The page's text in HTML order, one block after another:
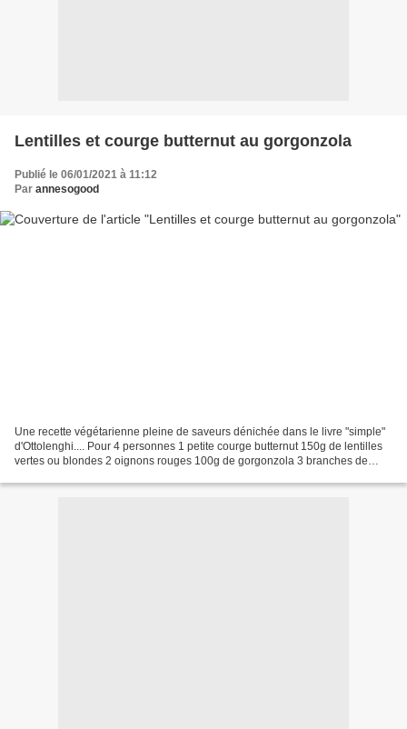
Lentilles et courge butternut au gorgonzola
Publié le 06/01/2021 à 11:12
Par annesogood
Une recette végétarienne pleine de saveurs dénichée dans le livre "simple"
d'Ottolenghi.... Pour 4 personnes 1 petite courge butternut 150g de lentilles
vertes ou blondes 2 oignons rouges 100g de gorgonzola 3 branches de